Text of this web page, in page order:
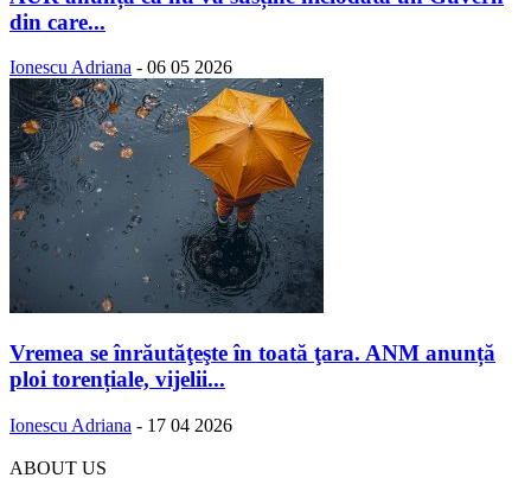
din care...
Ionescu Adriana - 06 05 2026
Vremea se înrăutăţeşte în toată ţara. ANM anunță
ploi torențiale, vijelii...
Ionescu Adriana - 17 04 2026
ABOUT US